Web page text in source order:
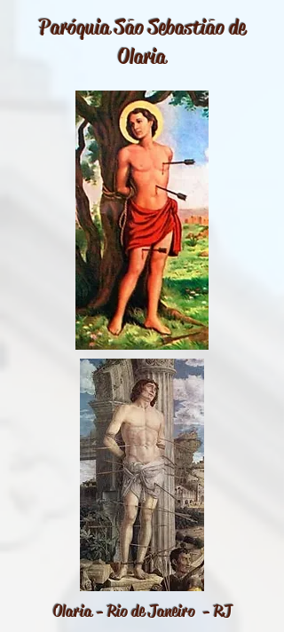
Paróquia São Sebastião de
Olaria
Olaria - Rio de Janeiro - RJ